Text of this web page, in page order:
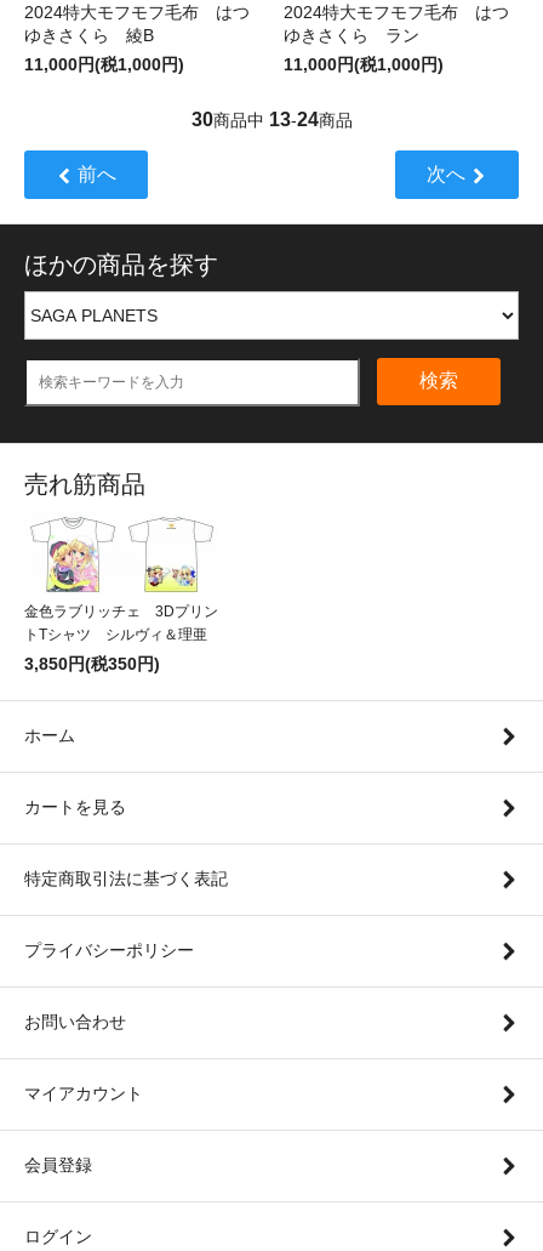
2024特大モフモフ毛布 はつ
ゆきさくら 綾B
11,000円(税1,000円)
2024特大モフモフ毛布 はつ
ゆきさくら ラン
11,000円(税1,000円)
30商品中 13-24商品
前へ 次へ
ほかの商品を探す
検索
売れ筋商品
金色ラブリッチェ 3Dプリン
トTシャツ シルヴィ＆理亜
3,850円(税350円)
ホーム
カートを見る
特定商取引法に基づく表記
プライバシーポリシー
お問い合わせ
マイアカウント
会員登録
ログイン